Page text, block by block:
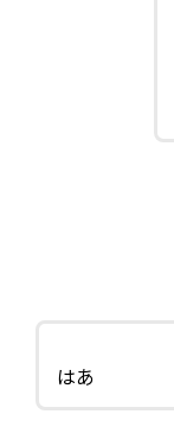
はあ